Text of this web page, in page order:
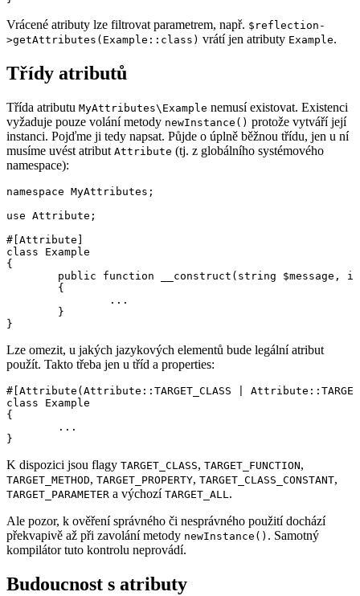
Vrácené atributy lze filtrovat parametrem, např. $reflection-
>getAttributes(Example::class) vrátí jen atributy Example.
Třídy atributů
Třída atributu MyAttributes\Example nemusí existovat. Existenci
vyžaduje pouze volání metody newInstance() protože vytváří její
instanci. Pojďme ji tedy napsat. Půjde o úplně běžnou třídu, jen u ní
musíme uvést atribut Attribute (tj. z globálního systémového
namespace):
namespace MyAttributes;
use Attribute;
#[Attribute]
class Example
{
Lze omezit, u jakých jazykových elementů bude legální atribut
použít. Takto třeba jen u tříd a properties:
#[Attribute(Attribute::TARGET_CLASS |
class Example
{
K dispozici jsou flagy TARGET_CLASS, TARGET_FUNCTION,
TARGET_METHOD, TARGET_PROPERTY, TARGET_CLASS_CONSTANT,
TARGET_PARAMETER a výchozí TARGET_ALL.
Ale pozor, k ověření správného či nesprávného použití dochází
překvapivě až při zavolání metody newInstance() . Samotný
kompilátor tuto kontrolu neprovádí.
Budoucnost s atributy